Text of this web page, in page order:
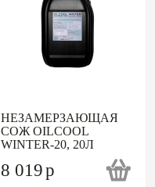
НЕЗАМЕРЗАЮЩАЯ
СОЖ OILCOOL
WINTER-20, 20Л
8 019p